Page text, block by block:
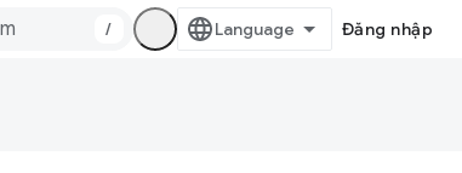
/ Đăng nhập